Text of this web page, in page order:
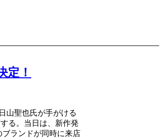
定！
山聖也氏が手がける
る。当日は、新作発
ランドが同時に来店